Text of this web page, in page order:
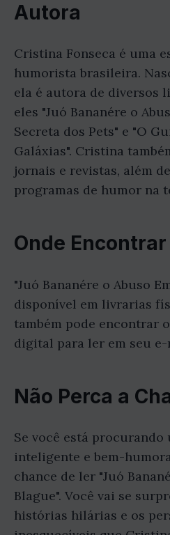
Autora
Cristina Fonseca é uma
humorista brasileira.
ela é autora de diversos
eles "Juó Bananére o
Secreta dos Pets" e "O
Galáxias". Cristina
jornais e revistas, além
programas de humor na
Onde
"Juó Bananére o Abuso
disponível em livrarias
também pode encontrar
digital para ler em seu
Não Perca a
Se você está
inteligente e bem-
chance de ler "Juó
Blague". Você vai se
histórias hilárias e os